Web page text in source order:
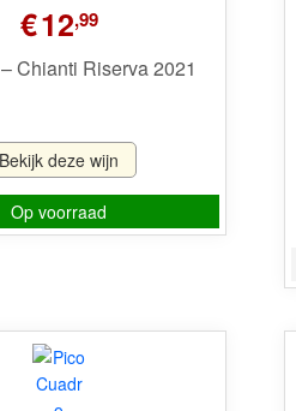
€12,99
Chianti Riserva 2021
Bekijk deze wijn
Op voorraad